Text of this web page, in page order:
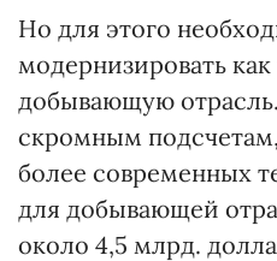
Но для этого
модернизировать
добывающую
скромным
более современных
для добывающей
около 4,5 млрд.